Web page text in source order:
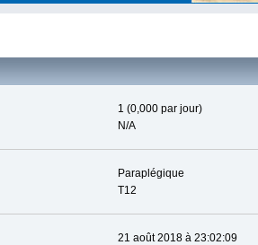
1 (0,000 par jour)
N/A
Paraplégique
T12
21 août 2018 à 23:02:09